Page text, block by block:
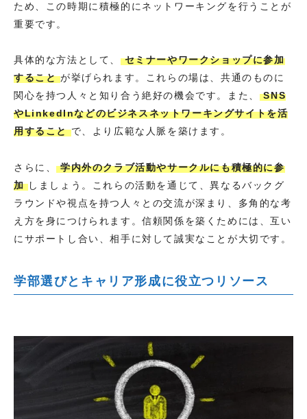
ため、この時期に積極的にネットワーキングを行うことが
重要です。
具体的な方法として、 セミナーやワークショップに参加
することが挙げられます。これらの場は、共通のものに
関心を持つ人々と知り合う絶好の機会です。また、 SNS
やLinkedInなどのビジネスネットワーキングサイトを活
用することで、より広範な人脈を築けます。
さらに、学内外のクラブ活動やサークルにも積極的に参
加しましょう。これらの活動を通じて、異なるバックグ
ラウンドや視点を持つ人々との交流が深まり、多角的な考
え方を身につけられます。信頼関係を築くためには、互い
にサポートし合い、相手に対して誠実なことが大切です。
学部選びとキャリア形成に役立つリソース